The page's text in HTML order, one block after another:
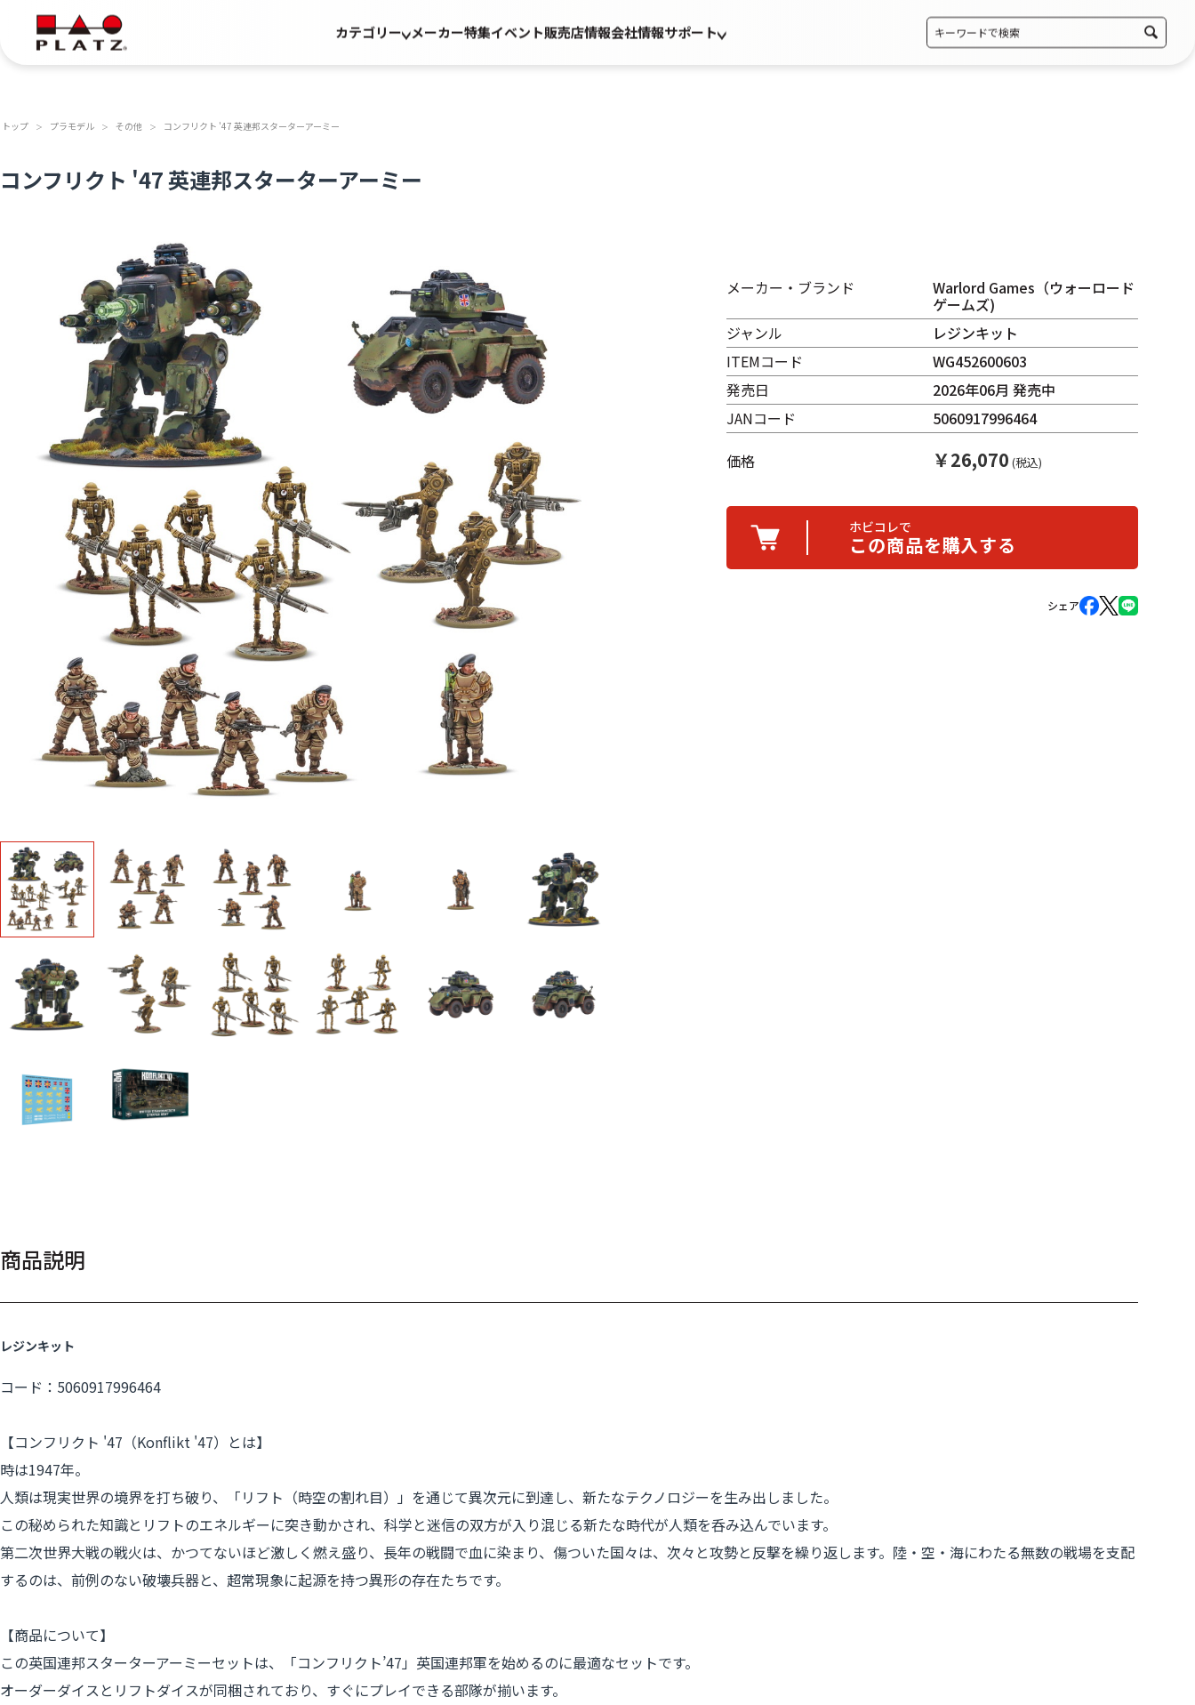
カテゴリー メーカー特集イベント販売店情報会社情報サポート
トップ ＞ プラモデル ＞ その他 ＞ コンフリクト '47 英連邦スターターアーミー
コンフリクト '47 英連邦スターターアーミー
メーカー・ブランド Warlord Games（ウォーロード
ゲームズ)
ジャンル
レジンキット
ITEMコード
WG452600603
発売日
2026年06月 発売中
JANコード
5060917996464
価格
￥26,070 (税込)
ホビコレで
この商品を購入する
シェア
商品説明
レジンキット
コード：5060917996464
【コンフリクト '47（Konflikt '47）とは】
時は1947年。
人類は現実世界の境界を打ち破り、「リフト（時空の割れ目）」を通じて異次元に到達し、新たなテクノロジーを生み出しました。
この秘められた知識とリフトのエネルギーに突き動かされ、科学と迷信の双方が入り混じる新たな時代が人類を呑み込んでいます。
第二次世界大戦の戦火は、かつてないほど激しく燃え盛り、長年の戦闘で血に染まり、傷ついた国々は、次々と攻勢と反撃を繰り返します。陸・空・海にわたる無数の戦場を支配
するのは、前例のない破壊兵器と、超常現象に起源を持つ異形の存在たちです。
【商品について】
この英国連邦スターターアーミーセットは、「コンフリクト’47」英国連邦軍を始めるのに最適なセットです。
オーダーダイスとリフトダイスが同梱されており、すぐにプレイできる部隊が揃います。